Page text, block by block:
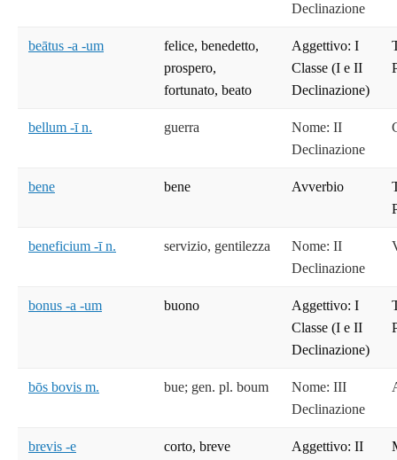
Declinazione
beātus -a -um
felice, benedetto,
prospero,
fortunato, beato
Aggettivo: I
Classe (I e II
Declinazione)
bellum -ī n. guerra
Nome: II
Declinazione
bene bene Avverbio
beneficium -ī n. servizio, gentilezza
Nome: II
Declinazione
bonus -a -um buono
Aggettivo: I
Classe (I e II
Declinazione)
bōs bovis m. bue; gen. pl. boum
Nome: III
Declinazione
brevis -e corto, breve
Aggettivo: II